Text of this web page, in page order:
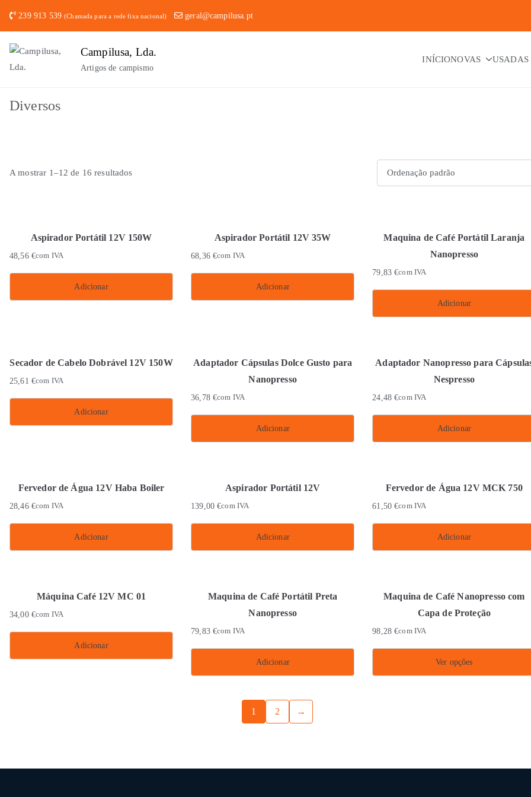
conteúdo
239 913 539(Chamada para a rede fixa nacional) geral@campilusa.pt
Campilusa, Lda.
Artigos de campismo
INÍCIONOVAS USADAS
Diversos
A mostrar 1–12 de 16 resultados
Aspirador Portátil 12V 150W
48,56 €com IVA
Adicionar
Aspirador Portátil 12V 35W
68,36€com IVA
Adicionar
Maquina de Café Portátil Laranja
Nanopresso
79,83€com IVA
Adicionar
Secador de Cabelo Dobrável 12V 150W
25,61 €com IVA
Adicionar
Adaptador Cápsulas Dolce Gusto para
Nanopresso
36,78€com IVA
Adicionar
Adaptador Nanopresso para
Nespresso
24,48€com IVA
Adicionar
Fervedor de Água 12V Haba Boiler
28,46 €com IVA
Adicionar
Aspirador Portátil 12V
139,00€com IVA
Adicionar
Fervedor de Água 12V MCK 750
61,50€com IVA
Adicionar
Máquina Café 12V MC 01
34,00 €com IVA
Adicionar
Maquina de Café Portátil Preta
Nanopresso
79,83€com IVA
Adicionar
Maquina de Café Nanopresso com
Capa de Proteção
98,28€com IVA
Ver opções
1 2 →